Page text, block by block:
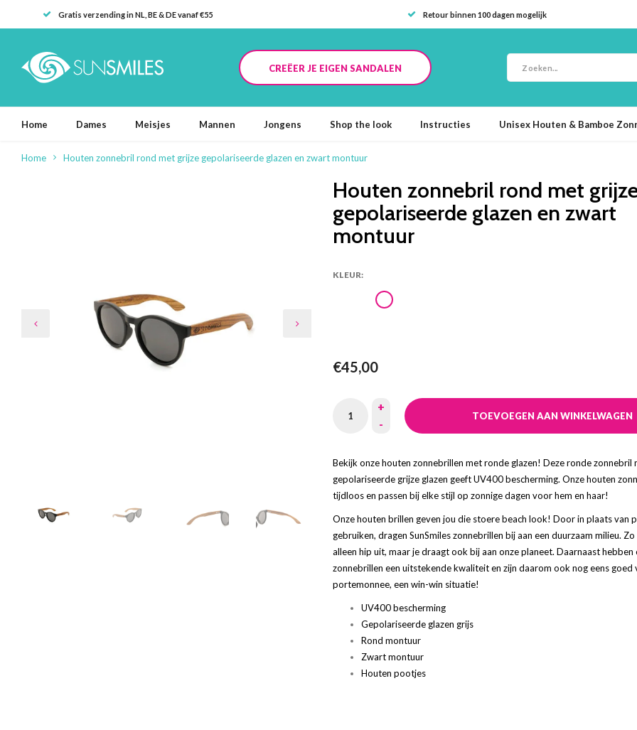
Gratis verzending in NL, BE & DE vanaf €55 Retour binnen 100 dagen mogelijk
CREËER JE EIGEN SANDALEN
Home Dames Meisjes Mannen Jongens Shop the look Instructies Unisex Houten & Bamboe
Home Houten zonnebril rond met grijze gepolariseerde glazen en zwart montuur
Houten zonnebril rond met
gepolariseerde glazen en zwart
montuur
KLEUR:
€45,00
+
-
TOEVOEGEN AAN WINKELWAGEN
Bekijk onze houten zonnebrillen met ronde glazen! Deze ronde zonnebril
gepolariseerde grijze glazen geeft UV400 bescherming. Onze houten
tijdloos en passen bij elke stijl op zonnige dagen voor hem en haar!
Onze houten brillen geven jou die stoere beach look! Door in plaats van
gebruiken, dragen SunSmiles zonnebrillen bij aan een duurzaam milieu.
alleen hip uit, maar je draagt ook bij aan onze planeet. Daarnaast
zonnebrillen een uitstekende kwaliteit en zijn daarom ook nog eens goed
portemonnee, een win-win situatie!
UV400 bescherming
Gepolariseerde glazen grijs
Rond montuur
Zwart montuur
Houten pootjes